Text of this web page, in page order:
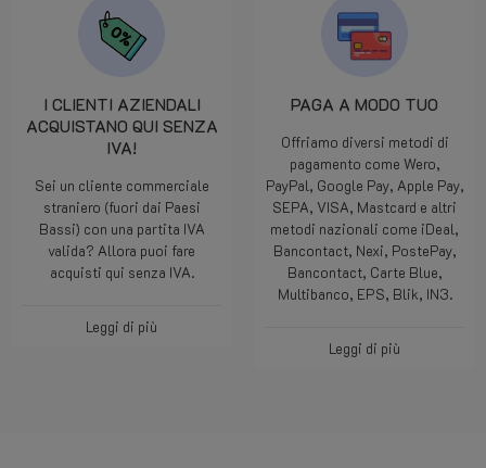
I CLIENTI AZIENDALI
ACQUISTANO QUI SENZA
IVA!
Sei un cliente commerciale
straniero (fuori dai Paesi
Bassi) con una partita IVA
valida? Allora puoi fare
acquisti qui senza IVA.
Leggi di più
PAGA A MODO TUO
Offriamo diversi metodi di
pagamento come Wero,
PayPal, Google Pay, Apple Pay,
SEPA, VISA, Mastcard e altri
metodi nazionali come iDeal,
Bancontact, Nexi, PostePay,
Bancontact, Carte Blue,
Multibanco, EPS, Blik, IN3.
Leggi di più